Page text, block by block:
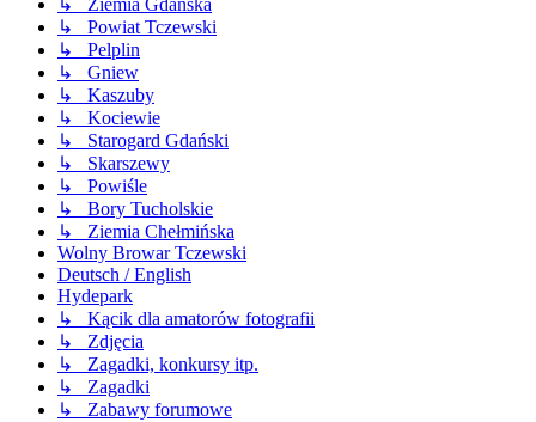
↳ Ziemia Gdańska
↳ Powiat Tczewski
↳ Pelplin
↳ Gniew
↳ Kaszuby
↳ Kociewie
↳ Starogard Gdański
↳ Skarszewy
↳ Powiśle
↳ Bory Tucholskie
↳ Ziemia Chełmińska
Wolny Browar Tczewski
Deutsch / English
Hydepark
↳ Kącik dla amatorów fotografii
↳ Zdjęcia
↳ Zagadki, konkursy itp.
↳ Zagadki
↳ Zabawy forumowe